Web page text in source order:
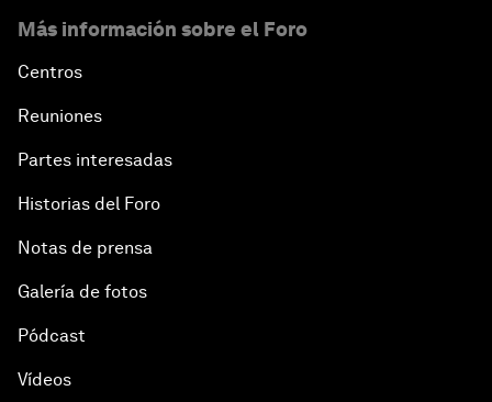
Más información sobre el Foro
Centros
Reuniones
Partes interesadas
Historias del Foro
Notas de prensa
Galería de fotos
Pódcast
Vídeos